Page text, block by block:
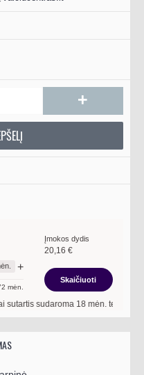
+
+
mėn.
Įmokos dydis
20,16 €
Skaičiuoti
sudaroma18mėn. terminui,